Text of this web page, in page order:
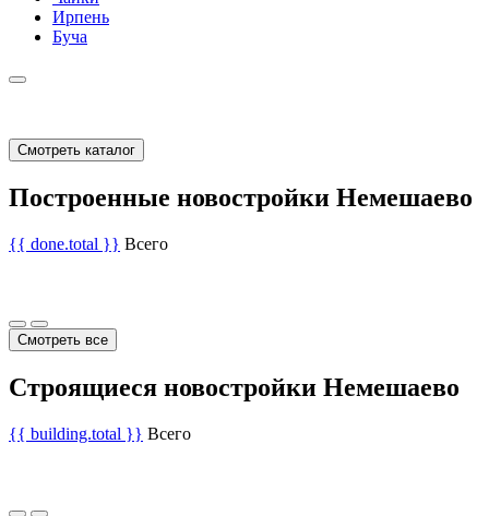
Ирпень
Буча
Смотреть каталог
Построенные новостройки Немешаево
{{ done.total }} Всего
Смотреть все
Строящиеся новостройки Немешаево
{{ building.total }} Всего